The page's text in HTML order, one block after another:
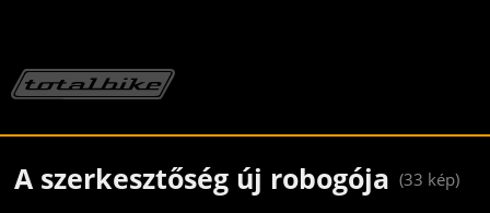
A szerkesztőség új robogója (33 kép)